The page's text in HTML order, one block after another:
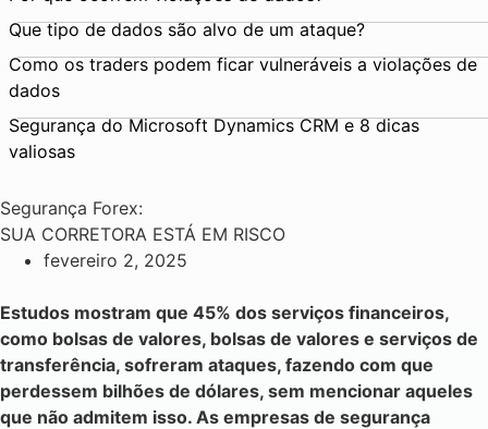
Que tipo de dados são alvo de um ataque?
Como os traders podem ficar vulneráveis a violações de
dados
Segurança do Microsoft Dynamics CRM e 8 dicas
valiosas
Segurança Forex:
SUA CORRETORA ESTÁ EM RISCO
fevereiro 2, 2025
Estudos mostram que 45% dos serviços financeiros,
como bolsas de valores, bolsas de valores e serviços de
transferência, sofreram ataques, fazendo com que
perdessem bilhões de dólares, sem mencionar aqueles
que não admitem isso. As empresas de segurança